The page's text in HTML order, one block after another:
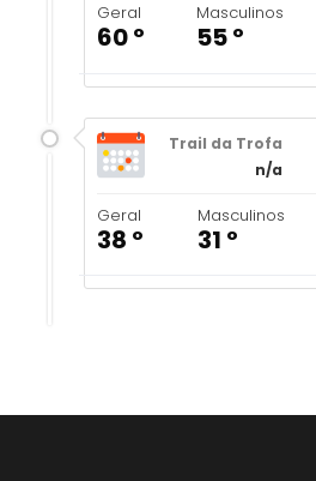
Geral
60 º
Masculinos
55 º
Trail da Trofa
n/a
Geral
38 º
Masculinos
31 º